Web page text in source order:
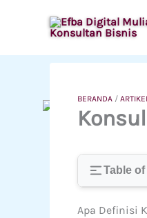
BERANDA /
Table
Apa Definisi